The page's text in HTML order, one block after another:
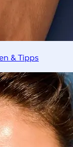
& Tipps